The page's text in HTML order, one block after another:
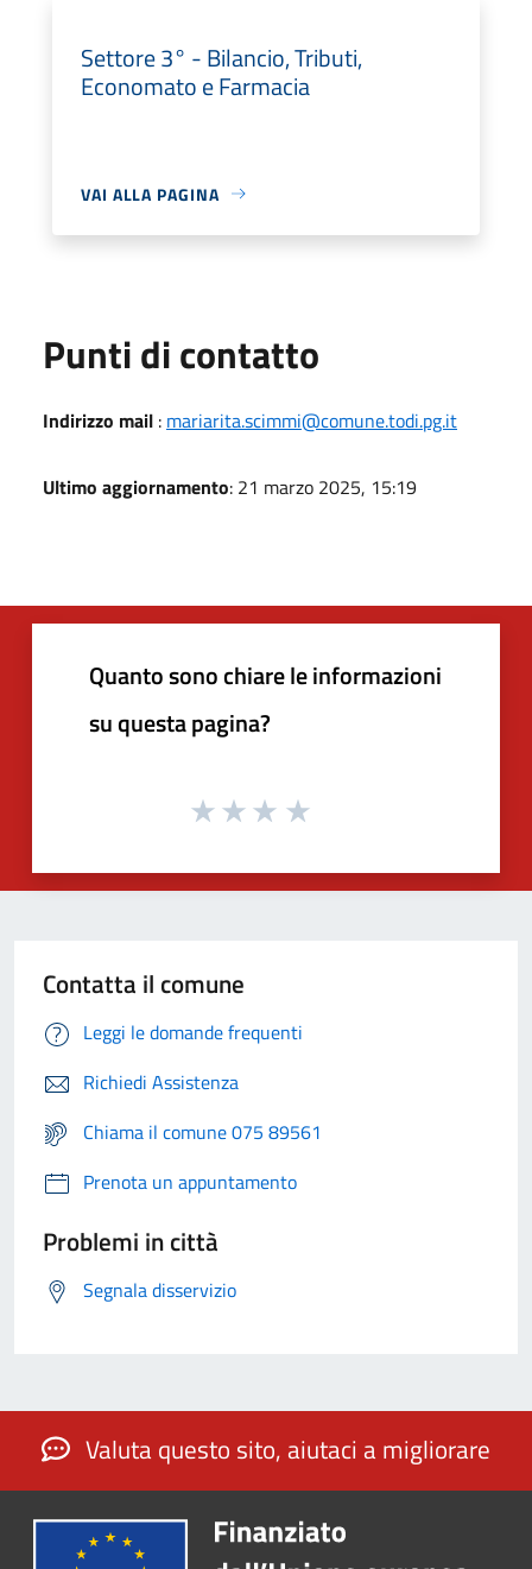
Settore 3° - Bilancio, Tributi,
Economato e Farmacia
VAI ALLA PAGINA
Punti di contatto
Indirizzo mail : mariarita.scimmi@comune.todi.pg.it
Ultimo aggiornamento: 21 marzo 2025, 15:19
Quanto sono chiare le informazioni
su questa pagina?
Contatta il comune
Leggi le domande frequenti
Richiedi Assistenza
Chiama il comune 075 89561
Prenota un appuntamento
Problemi in città
Segnala disservizio
Valuta questo sito, aiutaci a migliorare